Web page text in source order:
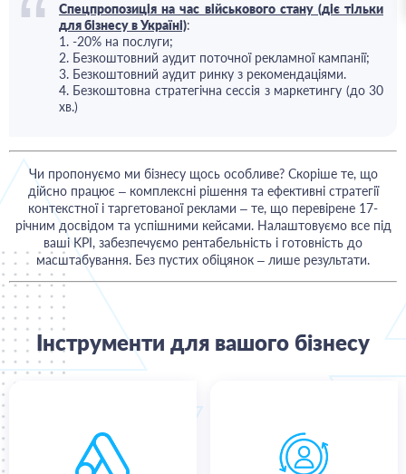
Спецпропозиція на час військового стану (діє тільки
для бізнесу в Україні):
1. -20% на послуги;
2. Безкоштовний аудит поточної рекламної кампанії;
3. Безкоштовний аудит ринку з рекомендаціями.
4. Безкоштовна стратегічна сессія з маркетингу (до 30
хв.)
Чи пропонуємо ми бізнесу щось особливе? Скоріше те, що
дійсно працює – комплексні рішення та ефективні стратегії
контекстної і таргетованої реклами – те, що перевірене 17-
річним досвідом та успішними кейсами. Налаштовуємо все під
ваші KPI, забезпечуємо рентабельність і готовність до
масштабування. Без пустих обіцянок – лише результати.
Інструменти для вашого бізнесу
системах
сайт або знайома з Вашим
брендом